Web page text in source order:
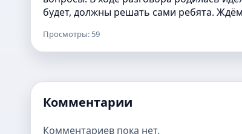
будет, должны решать сами ребята.
Просмотры: 59
Комментарии
Комментариев пока нет.